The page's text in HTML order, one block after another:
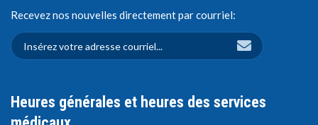
Recevez nos nouvelles directement par courriel:
Heures générales et heures des services